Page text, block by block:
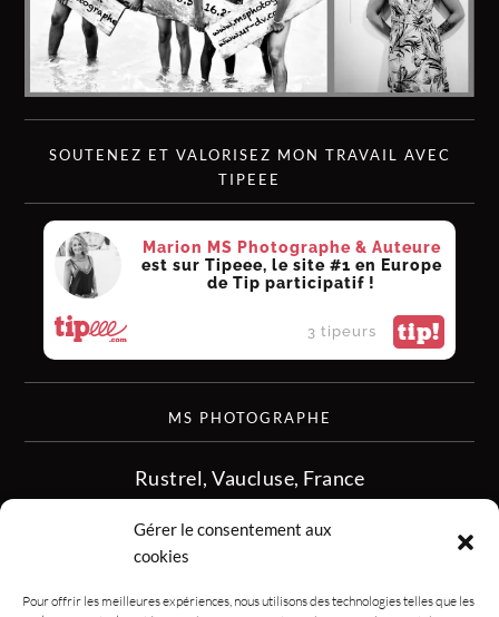
Gérer le consentement aux
cookies
Pour offrir les meilleures expériences, nous utilisons des technologies telles que les
SOUTENEZ ET VALORISEZ MON TRAVAIL AVEC
TIPEEE
Marion MS Photographe & Auteure
est sur Tipeee, le site #1 en Europe
de Tip participatif !
3 tipeurs tip!
MS PHOTOGRAPHE
Rustrel, Vaucluse, France
06.08.50.16.28
contact.msphotographe (at) gmail.com